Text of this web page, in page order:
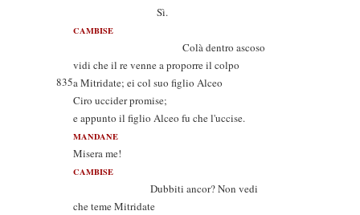
Sì.
CAMBISE
Colà dentro ascoso
vidi che il re venne a proporre il colpo
835a Mitridate; ei col suo figlio Alceo
Ciro uccider promise;
e appunto il figlio Alceo fu che l'uccise.
MANDANE
Misera me!
CAMBISE
Dubbiti ancor? Non vedi
che teme Mitridate